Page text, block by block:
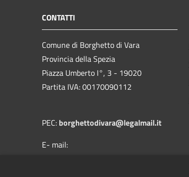
CONTATTI
Comune di Borghetto di Vara
Provincia della Spezia
Piazza Umberto I°, 3 - 19020
Partita IVA: 00170090112
PEC: borghettodivara@legalmail.it
E- mail: